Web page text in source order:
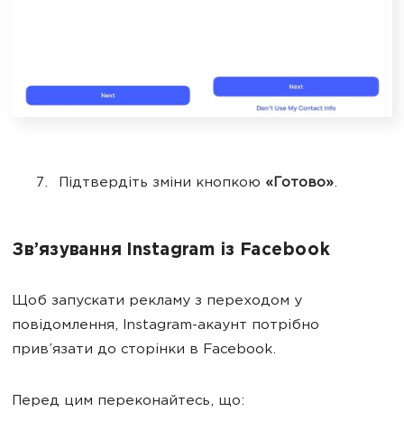
Підтвердіть зміни кнопкою «Готово».
Зв’язування Instagram із Facebook
Щоб запускати рекламу з переходом у
повідомлення, Instagram-акаунт потрібно
прив’язати до сторінки в Facebook.
Перед цим переконайтесь, що: